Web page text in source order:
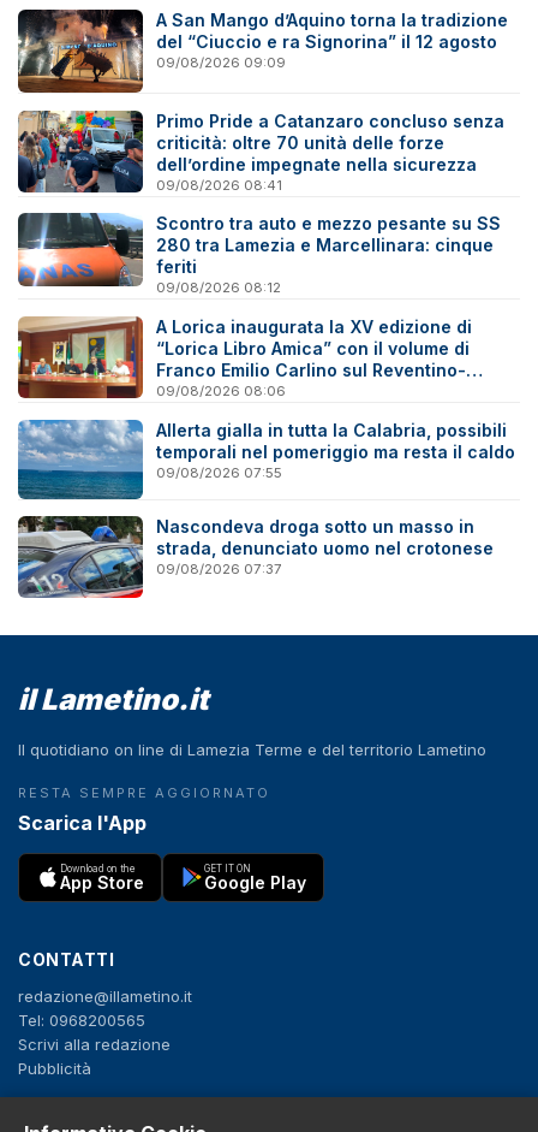
A San Mango d’Aquino torna la tradizione
del “Ciuccio e ra Signorina” il 12 agosto
09/08/2026 09:09
Primo Pride a Catanzaro concluso senza
criticità: oltre 70 unità delle forze
dell’ordine impegnate nella sicurezza
09/08/2026 08:41
Scontro tra auto e mezzo pesante su SS
280 tra Lamezia e Marcellinara: cinque
feriti
09/08/2026 08:12
A Lorica inaugurata la XV edizione di
“Lorica Libro Amica” con il volume di
Franco Emilio Carlino sul Reventino-
Savuto
09/08/2026 08:06
Allerta gialla in tutta la Calabria, possibili
temporali nel pomeriggio ma resta il caldo
09/08/2026 07:55
Nascondeva droga sotto un masso in
strada, denunciato uomo nel crotonese
09/08/2026 07:37
il Lametino.it
Il quotidiano on line di Lamezia Terme e del territorio Lametino
RESTA SEMPRE AGGIORNATO
Scarica l'App
Download on the
App Store
GET IT ON
Google Play
CONTATTI
redazione@illametino.it
Tel: 0968200565
Scrivi alla redazione
Pubblicità